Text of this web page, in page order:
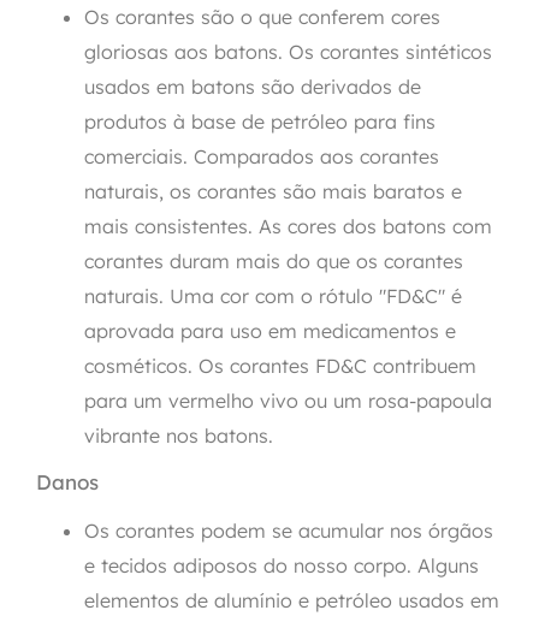
Os corantes são o que conferem cores
gloriosas aos batons. Os corantes sintéticos
usados em batons são derivados de
produtos à base de petróleo para fins
comerciais. Comparados aos corantes
naturais, os corantes são mais baratos e
mais consistentes. As cores dos batons com
corantes duram mais do que os corantes
naturais. Uma cor com o rótulo "FD&C" é
aprovada para uso em medicamentos e
cosméticos. Os corantes FD&C contribuem
para um vermelho vivo ou um rosa-papoula
vibrante nos batons.
Danos
Os corantes podem se acumular nos órgãos
e tecidos adiposos do nosso corpo. Alguns
elementos de alumínio e petróleo usados em